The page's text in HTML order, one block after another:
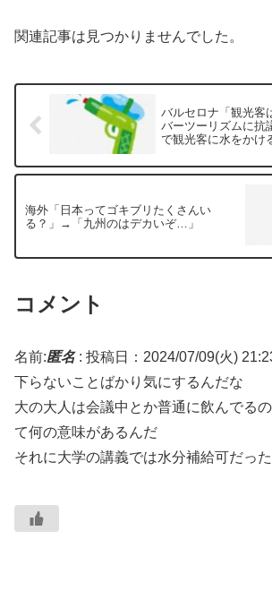
関連記事は見つかりませんでした。
バルセロナ「観光客
バーツーリズムに抗
で観光客に水をかけ
海外「日本ってゴキブリたくさんい
る？」→「九州のはデカいぞ…」
コメント
名前:匿名: 投稿日：2024/07/09(火)
下らないことばかり気にするんだな
大の大人は会議中とか普通に飲んでる
て何の意味があるんだ
それに大学の講義では水分補給可だっ